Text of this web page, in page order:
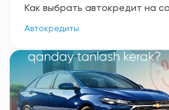
Как выбрать автокредит на
Автокредиты